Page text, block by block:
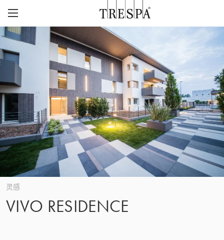
CAREERS
我们的愿景与价值观
ABOUT US
历史
关注质量
联系
外墙板
TRESPA® METEON®
室内墙板
TRESPA® TOPLAB®
CASE STUDIES
可持续性
灵感
VIVO RESIDENCE